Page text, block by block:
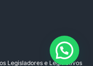
Legisladores e Legislativos